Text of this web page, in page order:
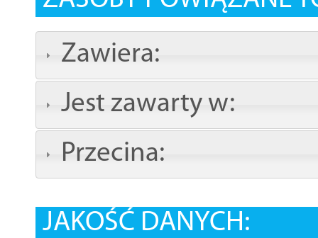
Zawiera:
Jest zawarty w:
Przecina:
JAKOŚĆ DANYCH: